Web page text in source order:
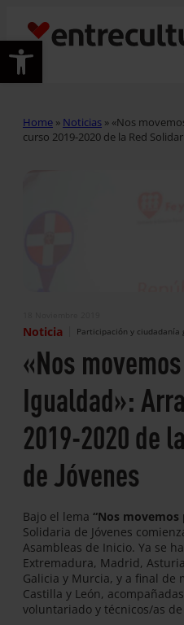
Abrir barra de herramientas
Home » Noticias » «Nos
curso 2019-2020 de la Red
Noticia Participación y ciudadanía
«Nos
Igualdad»:
2019-2020 de
de Jóvenes
Bajo el lema “Nos movemos
Solidaria de Jóvenes
Asambleas de Inicio. Ya se
Extremadura, Madrid,
Galicia y Murcia, y a final de
Castilla y León,
voluntariado y técnicos/as